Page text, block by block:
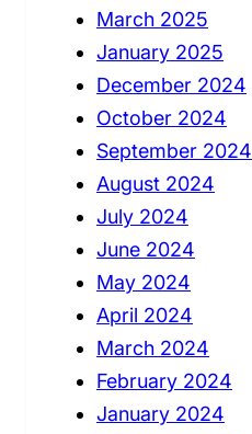
March 2025
January 2025
December 2024
October 2024
September 2024
August 2024
July 2024
June 2024
May 2024
April 2024
March 2024
February 2024
January 2024